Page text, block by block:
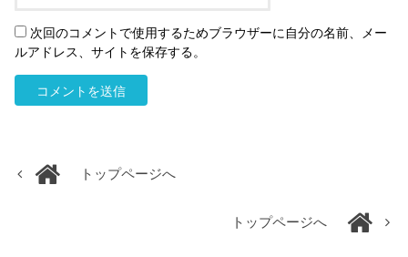
次回のコメントで使用するためブラウザーに自分の名前、メー
ルアドレス、サイトを保存する。
トップページへ
トップページへ